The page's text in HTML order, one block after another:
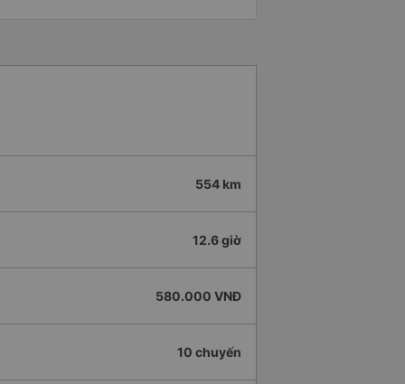
554 km
12.6 giờ
580.000 VNĐ
10 chuyến